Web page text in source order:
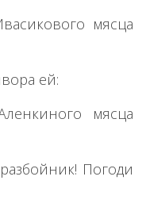
мясца
ей:
мясца
Погоди